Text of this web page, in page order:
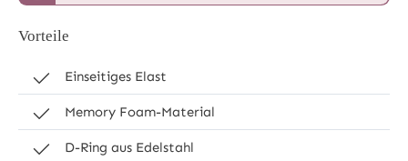
Vorteile
Einseitiges Elast
Memory Foam-Material
D-Ring aus Edelstahl